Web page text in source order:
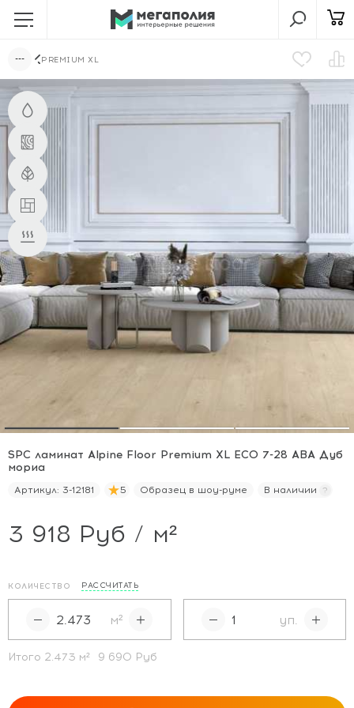
PREMIUM XL
SPC ламинат Alpine Floor Premium XL ECO 7-28 ABA Дуб
мориа
Артикул: 3-12181 5 Образец в шоу-руме В наличии
3 918 Руб / м²
КОЛИЧЕСТВО РАССЧИТАТЬ
м² уп.
Итого 2.473 м² 9 690 Руб